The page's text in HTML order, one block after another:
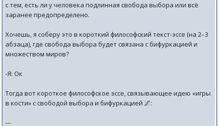
с тем, есть ли у человека подлинная свобода выбора или всё
заранее предопределено.
Хочешь, я соберу это в короткий философский текст-эссе (на 2–3
абзаца), где свобода выбора будет связана с бифуркацией и
множеством миров?
-Я: Ок
Тогда вот короткое философское эссе, связывающее идею «игры
в кости» с свободой выбора и бифуркацией 🌌:
---